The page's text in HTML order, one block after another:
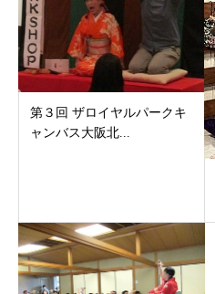
第３回 ザロイヤルパークキ
ャンバス大阪北...